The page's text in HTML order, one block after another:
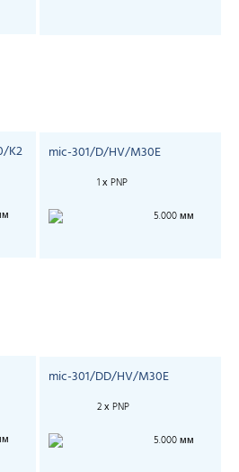
K2 mic-301/D/HV/M30E
1 х PNP
5.000 мм
mic-301/DD/HV/M30E
2 х PNP
5.000 мм